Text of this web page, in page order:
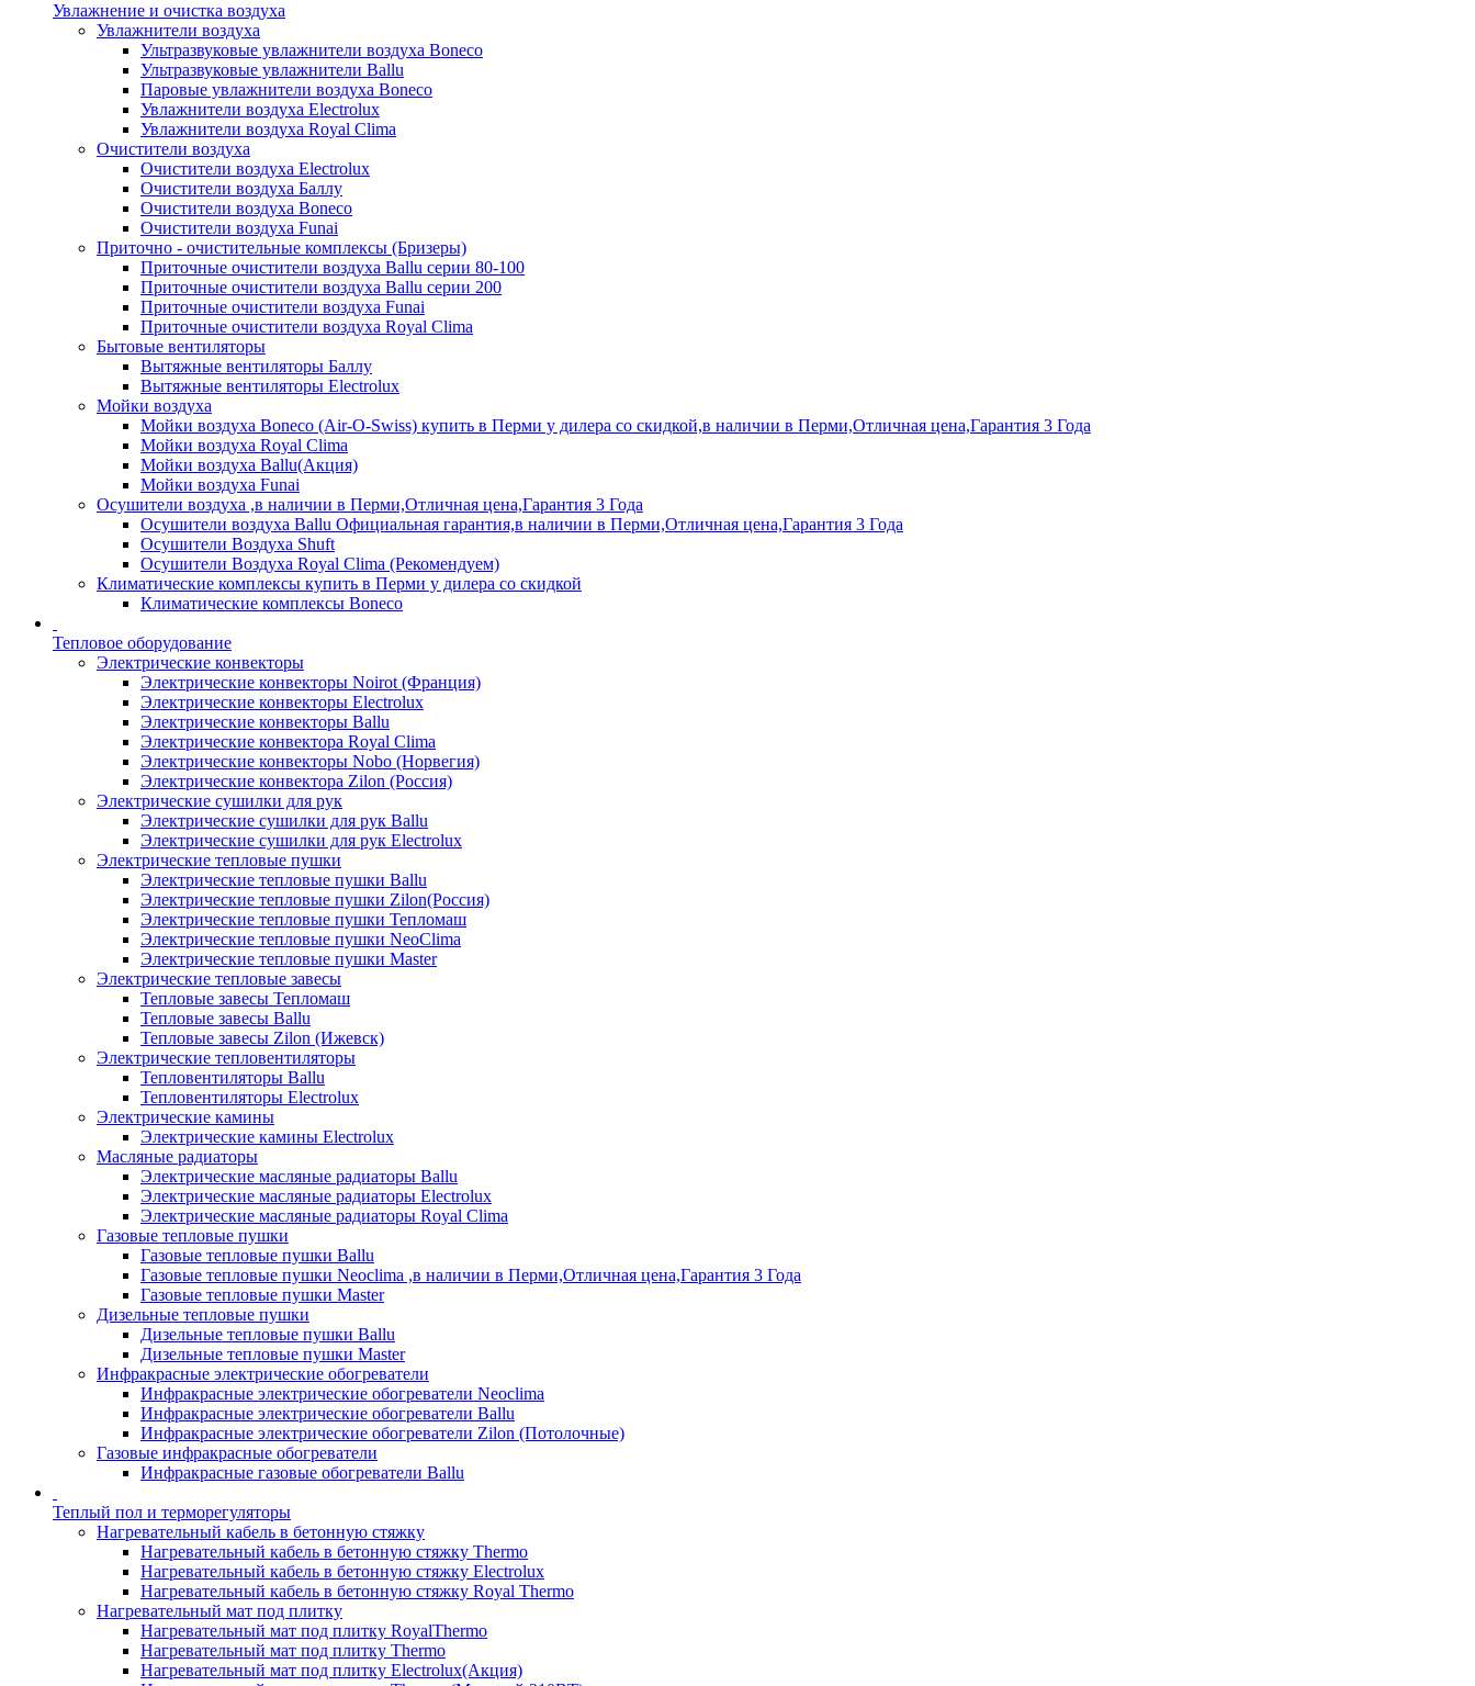
Увлажнение и очистка воздуха
Увлажнители воздуха
Ультразвуковые увлажнители воздуха Boneco
Ультразвуковые увлажнители Ballu
Паровые увлажнители воздуха Boneco
Увлажнители воздуха Electrolux
Увлажнители воздуха Royal Clima
Очистители воздуха
Очистители воздуха Electrolux
Очистители воздуха Баллу
Очистители воздуха Boneco
Очистители воздуха Funai
Приточно - очистительные комплексы (Бризеры)
Приточные очистители воздуха Ballu серии 80-100
Приточные очистители воздуха Ballu серии 200
Приточные очистители воздуха Funai
Приточные очистители воздуха Royal Clima
Бытовые вентиляторы
Вытяжные вентиляторы Баллу
Вытяжные вентиляторы Electrolux
Мойки воздуха
Мойки воздуха Boneco (Air-O-Swiss) купить в Перми у дилера со скидкой,в наличии в Перми,Отличная цена,Гарантия 3 Года
Мойки воздуха Royal Clima
Мойки воздуха Ballu(Акция)
Мойки воздуха Funai
Осушители воздуха ,в наличии в Перми,Отличная цена,Гарантия 3 Года
Осушители воздуха Ballu Официальная гарантия,в наличии в Перми,Отличная цена,Гарантия 3 Года
Осушители Воздуха Shuft
Осушители Воздуха Royal Clima (Рекомендуем)
Климатические комплексы купить в Перми у дилера со скидкой
Климатические комплексы Boneсo
Тепловое оборудование
Электрические конвекторы
Электрические конвекторы Noirot (Франция)
Электрические конвекторы Electrolux
Электрические конвекторы Ballu
Электрические конвектора Royal Clima
Электрические конвекторы Nobo (Норвегия)
Электрические конвектора Zilon (Россия)
Электрические сушилки для рук
Электрические сушилки для рук Ballu
Электрические сушилки для рук Electrolux
Электрические тепловые пушки
Электрические тепловые пушки Ballu
Электрические тепловые пушки Zilon(Россия)
Электрические тепловые пушки Тепломаш
Электрические тепловые пушки NeoClima
Электрические тепловые пушки Master
Электрические тепловые завесы
Тепловые завесы Тепломаш
Тепловые завесы Ballu
Тепловые завесы Zilon (Ижевск)
Электрические тепловентиляторы
Тепловентиляторы Ballu
Тепловентиляторы Electrolux
Электрические камины
Электрические камины Electrolux
Масляные радиаторы
Электрические масляные радиаторы Ballu
Электрические масляные радиаторы Electrolux
Электрические масляные радиаторы Royal Clima
Газовые тепловые пушки
Газовые тепловые пушки Ballu
Газовые тепловые пушки Neoclima ,в наличии в Перми,Отличная цена,Гарантия 3 Года
Газовые тепловые пушки Master
Дизельные тепловые пушки
Дизельные тепловые пушки Ballu
Дизельные тепловые пушки Master
Инфракрасные электрические обогреватели
Инфракрасные электрические обогреватели Neoclima
Инфракрасные электрические обогреватели Ballu
Инфракрасные электрические обогреватели Zilon (Потолочные)
Газовые инфракрасные обогреватели
Инфракрасные газовые обогреватели Ballu
Теплый пол и терморегуляторы
Нагревательный кабель в бетонную стяжку
Нагревательный кабель в бетонную стяжку Thermo
Нагревательный кабель в бетонную стяжку Electrolux
Нагревательный кабель в бетонную стяжку Royal Thermo
Нагревательный мат под плитку
Нагревательный мат под плитку RoyalThermo
Нагревательный мат под плитку Thermo
Нагревательный мат под плитку Electrolux(Акция)